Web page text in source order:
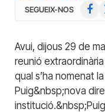
SEGUEIX-NOS
Avui, dijous 29 de
reunió extraordinària
qual s’ha nomenat
Puig&nbsp;nova